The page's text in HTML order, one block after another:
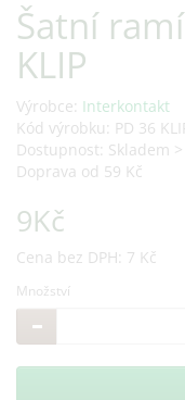
Šatní
KLIP
Výrobce: Interkontakt
Kód výrobku: PD 36
Dostupnost: Skladem
Doprava od 59 Kč
9Kč
Cena bez DPH: 7 Kč
Množství